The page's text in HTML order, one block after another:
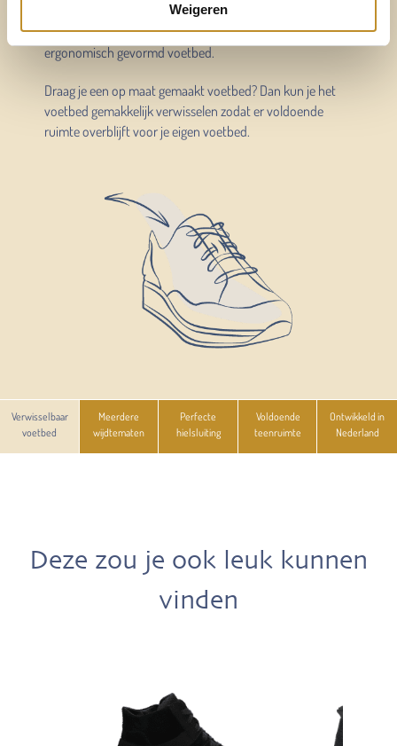
Weigeren
Verwisselbaar voetbed
Al onze schoenen en sandalen hebben een verwisselbaar
ergonomisch gevormd voetbed.
Draag je een op maat gemaakt voetbed? Dan kun je het
voetbed gemakkelijk verwisselen zodat er voldoende
ruimte overblijft voor je eigen voetbed.
Verwisselbaar
voetbed
Meerdere
wijdtematen
Perfecte
hielsluiting
Voldoende
teenruimte
Ontwikkeld in
Nederland
Deze zou je ook leuk kunnen
vinden